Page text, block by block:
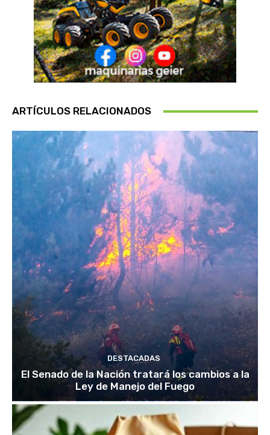
ARTÍCULOS RELACIONADOS
DESTACADAS
El Senado de la Nación tratará los cambios a la
Ley de Manejo del Fuego